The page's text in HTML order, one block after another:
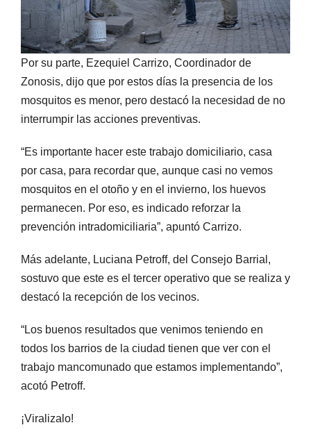
Por su parte, Ezequiel Carrizo, Coordinador de
Zonosis, dijo que por estos días la presencia de los
mosquitos es menor, pero destacó la necesidad de no
interrumpir las acciones preventivas.
“Es importante hacer este trabajo domiciliario, casa
por casa, para recordar que, aunque casi no vemos
mosquitos en el otoño y en el invierno, los huevos
permanecen. Por eso, es indicado reforzar la
prevención intradomiciliaria”, apuntó Carrizo.
Más adelante, Luciana Petroff, del Consejo Barrial,
sostuvo que este es el tercer operativo que se realiza y
destacó la recepción de los vecinos.
“Los buenos resultados que venimos teniendo en
todos los barrios de la ciudad tienen que ver con el
trabajo mancomunado que estamos implementando”,
acotó Petroff.
¡Viralizalo!